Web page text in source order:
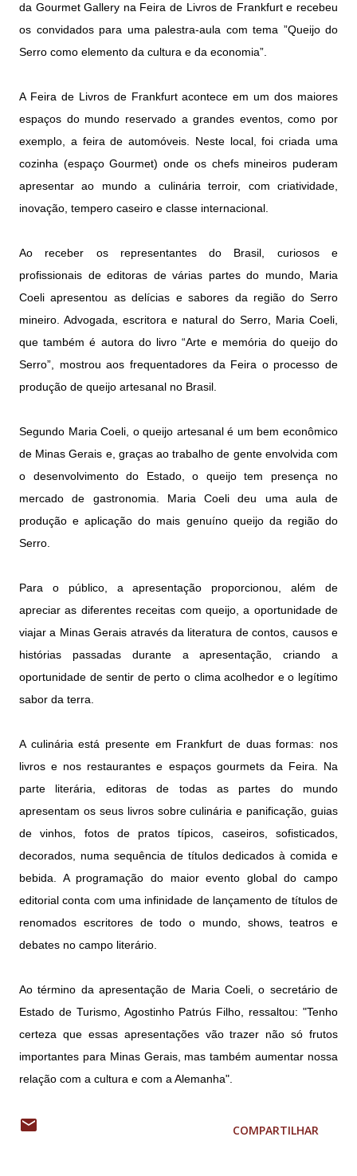
da Gourmet Gallery na Feira de Livros de Frankfurt e recebeu
os convidados para uma palestra-aula com tema ”Queijo do
Serro como elemento da cultura e da economia”.
A Feira de Livros de Frankfurt acontece em um dos maiores
espaços do mundo reservado a grandes eventos, como por
exemplo, a feira de automóveis. Neste local, foi criada uma
cozinha (espaço Gourmet) onde os chefs mineiros puderam
apresentar ao mundo a culinária terroir, com criatividade,
inovação, tempero caseiro e classe internacional.
Ao receber os representantes do Brasil, curiosos e
profissionais de editoras de várias partes do mundo, Maria
Coeli apresentou as delícias e sabores da região do Serro
mineiro. Advogada, escritora e natural do Serro, Maria Coeli,
que também é autora do livro “Arte e memória do queijo do
Serro”, mostrou aos frequentadores da Feira o processo de
produção de queijo artesanal no Brasil.
Segundo Maria Coeli, o queijo artesanal é um bem econômico
de Minas Gerais e, graças ao trabalho de gente envolvida com
o desenvolvimento do Estado, o queijo tem presença no
mercado de gastronomia. Maria Coeli deu uma aula de
produção e aplicação do mais genuíno queijo da região do
Serro.
Para o público, a apresentação proporcionou, além de
apreciar as diferentes receitas com queijo, a oportunidade de
viajar a Minas Gerais através da literatura de contos, causos e
histórias passadas durante a apresentação, criando a
oportunidade de sentir de perto o clima acolhedor e o legítimo
sabor da terra.
A culinária está presente em Frankfurt de duas formas: nos
livros e nos restaurantes e espaços gourmets da Feira. Na
parte literária, editoras de todas as partes do mundo
apresentam os seus livros sobre culinária e panificação, guias
de vinhos, fotos de pratos típicos, caseiros, sofisticados,
decorados, numa sequência de títulos dedicados à comida e
bebida. A programação do maior evento global do campo
editorial conta com uma infinidade de lançamento de títulos de
renomados escritores de todo o mundo, shows, teatros e
debates no campo literário.
Ao término da apresentação de Maria Coeli, o secretário de
Estado de Turismo, Agostinho Patrús Filho, ressaltou: "Tenho
certeza que essas apresentações vão trazer não só frutos
importantes para Minas Gerais, mas também aumentar nossa
relação com a cultura e com a Alemanha".
COMPARTILHAR